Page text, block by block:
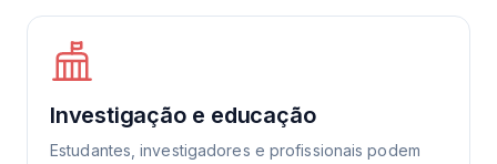
Investigação e educação
Estudantes, investigadores e profissionais podem